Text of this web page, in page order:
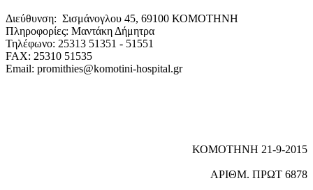
Διεύθυνση: Σισμάνογλου 45, 69100 ΚΟΜΟΤΗΝΗ
Πληροφορίες: Μαντάκη Δήμητρα
Τηλέφωνο: 25313 51351 - 51551
FAX: 25310 51535
Email: promithies@komotini-hospital.gr
ΚΟΜΟΤΗΝΗ 21-9-2015
ΑΡΙΘΜ. ΠΡΩΤ 6878